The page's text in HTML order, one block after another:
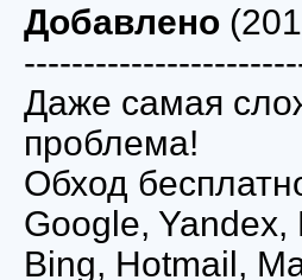
Добавлено
Даже самая
проблема!
Обход
Google, Yandex,
Bing, Hotmail,